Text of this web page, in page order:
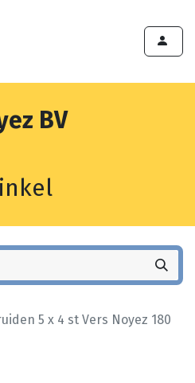
BV
5 x 4 st Vers Noyez 180